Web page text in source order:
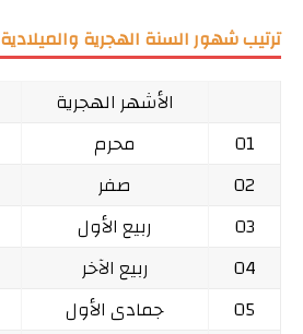
ترتيب شهور السنة الهجرية والميلادية
الأشهر الهجرية
01
محرم
02
صفر
03
ربيع الأول
04
ربيع الآخر
05
جمادى الأول